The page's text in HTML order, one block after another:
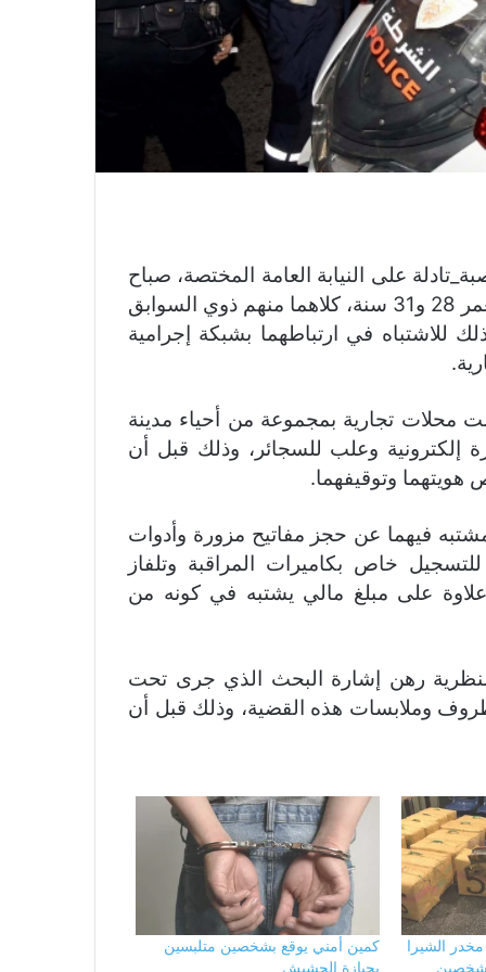
على النيابة العامة المختصة، صباح
أمس الثلاثاء 12 يناير الجاري، شخصين يبلغان من العمر 28 و31 سنة، كلاهما منهم ذوي السوابق
للاشتباه في ارتباطهما بشبكة إجرامية
محلات تجارية بمجموعة من أحياء مدينة
إلكترونية وعلب للسجائر، وذلك قبل أن
هويتهما وتوقيفهما.
فيهما عن حجز مفاتيح مزورة وأدوات
خاص بكاميرات المراقبة وتلفاز
على مبلغ مالي يشتبه في كونه من
رهن إشارة البحث الذي جرى تحت
وملابسات هذه القضية، وذلك قبل أن
مخدر الشيرا
شخصين
كمين أمني يوقع بشخصين متلبسين
بحيازة الحشيش